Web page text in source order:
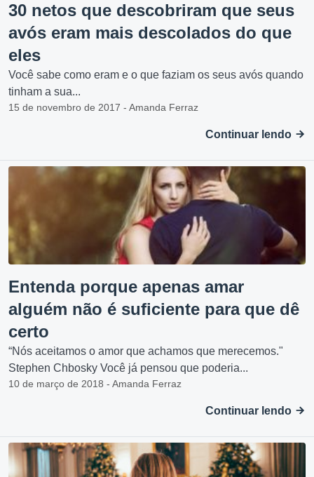
30 netos que descobriram que seus
avós eram mais descolados do que
eles
Você sabe como eram e o que faziam os seus avós quando
tinham a sua...
15 de novembro de 2017 - Amanda Ferraz
Continuar lendo
Entenda porque apenas amar
alguém não é suficiente para que dê
certo
“Nós aceitamos o amor que achamos que merecemos."
Stephen Chbosky Você já pensou que poderia...
10 de março de 2018 - Amanda Ferraz
Continuar lendo